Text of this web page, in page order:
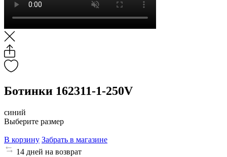
Ботинки 162311-1-250V
синий
Выберите размер
В корзину Забрать в магазине
14 дней на возврат